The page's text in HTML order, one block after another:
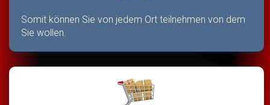
Somit können Sie von jedem Ort teilnehmen von dem
Sie wollen.